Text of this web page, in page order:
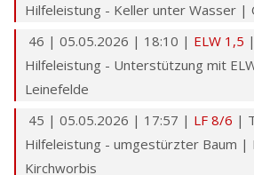
Hilfeleistung - Keller unter Wasser |
46 | 05.05.2026 | 18:10 | ELW 1,5
Hilfeleistung - Unterstützung mit
Leinefelde
45 | 05.05.2026 | 17:57 | LF 8/6 |
Hilfeleistung - umgestürzter Baum |
Kirchworbis